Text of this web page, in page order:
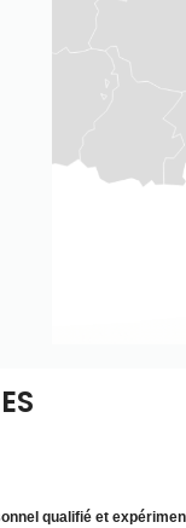
qualifié et